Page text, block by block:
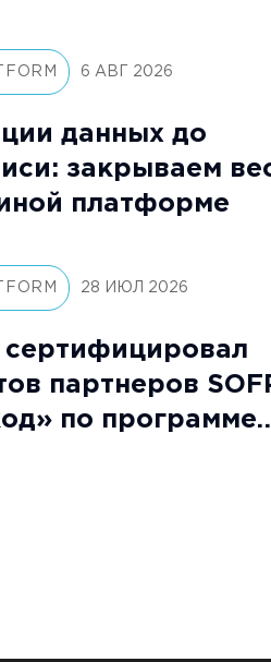
6 АВГ 2026
данных до
закрываем
платформе
28 ИЮЛ 2026
сертифицировал
партнеров
по программе